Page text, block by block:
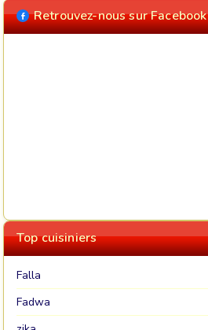
Retrouvez-nous sur Facebook
Top cuisiniers
Falla
Fadwa